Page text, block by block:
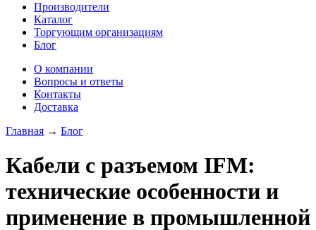
Производители
Каталог
Торгующим организациям
Блог
О компании
Вопросы и ответы
Контакты
Доставка
Главная → Блог
Кабели с разъемом IFM:
технические особенности и
применение в промышленной